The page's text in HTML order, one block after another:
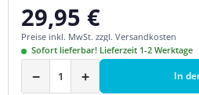
Regulärer Preis:
29,95 €
Preise inkl. MwSt. zzgl. Versandkosten
Sofort lieferbar! Lieferzeit 1-2 Werktage
− + In